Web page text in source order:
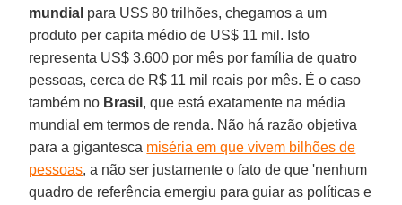
mundial para US$ 80 trilhões, chegamos a um
produto per capita médio de US$ 11 mil. Isto
representa US$ 3.600 por mês por família de quatro
pessoas, cerca de R$ 11 mil reais por mês. É o caso
também no Brasil , que está exatamente na média
mundial em termos de renda. Não há razão objetiva
para a gigantesca miséria em que vivem bilhões de
pessoas, a não ser justamente o fato de que 'nenhum
quadro de referência emergiu para guiar as políticas e